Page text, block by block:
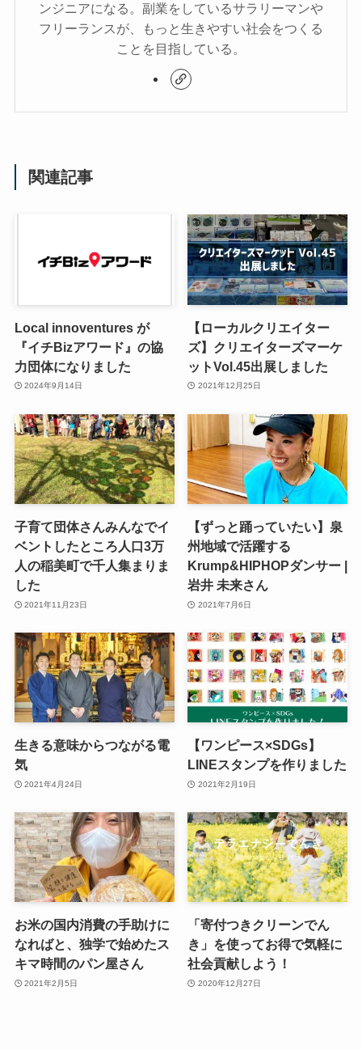
ンジニアになる。副業をしているサラリーマンや
フリーランスが、もっと生きやすい社会をつくる
ことを目指している。
関連記事
Local innoventures が
『イチBizアワード』の協
力団体になりました
2024年9月14日
【ローカルクリエイター
ズ】クリエイターズマーケ
ットVol.45出展しました
2021年12月25日
子育て団体さんみんなでイ
ベントしたところ人口3万
人の稲美町で千人集まりま
した
2021年11月23日
【ずっと踊っていたい】泉
州地域で活躍する
Krump&HIPHOPダンサー |
岩井 未来さん
2021年7月6日
生きる意味からつながる電
気
2021年4月24日
【ワンピース×SDGs】
LINEスタンプを作りました
2021年2月19日
お米の国内消費の手助けに
なればと、独学で始めたス
キマ時間のパン屋さん
2021年2月5日
「寄付つきクリーンでん
き」を使ってお得で気軽に
社会貢献しよう！
2020年12月27日